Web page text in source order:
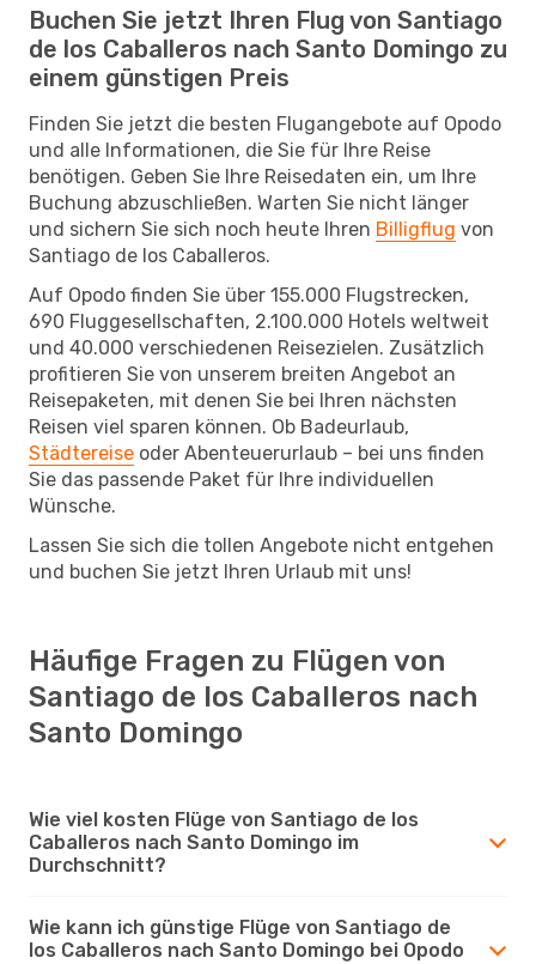
Buchen Sie jetzt Ihren Flug von Santiago
de los Caballeros nach Santo Domingo zu
einem günstigen Preis
Finden Sie jetzt die besten Flugangebote auf Opodo
und alle Informationen, die Sie für Ihre Reise
benötigen. Geben Sie Ihre Reisedaten ein, um Ihre
Buchung abzuschließen. Warten Sie nicht länger
und sichern Sie sich noch heute Ihren Billigflug von
Santiago de los Caballeros.
Auf Opodo finden Sie über 155.000 Flugstrecken,
690 Fluggesellschaften, 2.100.000 Hotels weltweit
und 40.000 verschiedenen Reisezielen. Zusätzlich
profitieren Sie von unserem breiten Angebot an
Reisepaketen, mit denen Sie bei Ihren nächsten
Reisen viel sparen können. Ob Badeurlaub,
Städtereise oder Abenteuerurlaub – bei uns finden
Sie das passende Paket für Ihre individuellen
Wünsche.
Lassen Sie sich die tollen Angebote nicht entgehen
und buchen Sie jetzt Ihren Urlaub mit uns!
Häufige Fragen zu Flügen von
Santiago de los Caballeros nach
Santo Domingo
Wie viel kosten Flüge von Santiago de los
Caballeros nach Santo Domingo im
Durchschnitt?
Wie kann ich günstige Flüge von Santiago de
los Caballeros nach Santo Domingo bei Opodo